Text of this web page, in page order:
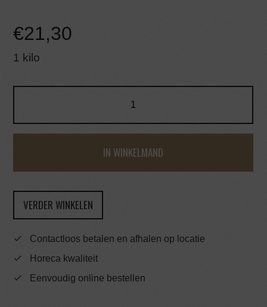
€21,30
1 kilo
IN WINKELMAND
VERDER WINKELEN
Contactloos betalen en afhalen op locatie
Horeca kwaliteit
Eenvoudig online bestellen